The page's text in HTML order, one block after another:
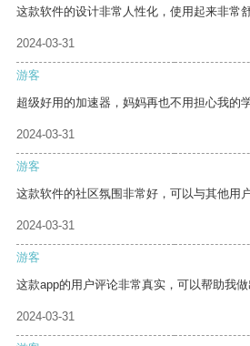
这款软件的设计非常人性化，使用起来非常舒
2024-03-31
游客
超级好用的加速器，妈妈再也不用担心我的
2024-03-31
游客
这款软件的社区氛围非常好，可以与其他用
2024-03-31
游客
这款app的用户评论非常真实，可以帮助我做
2024-03-31